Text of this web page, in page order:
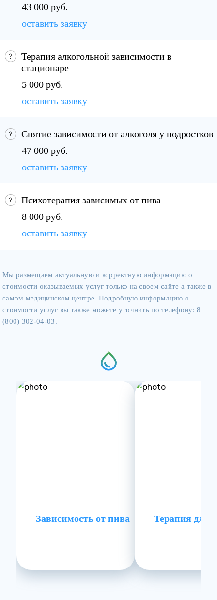
43 000 руб.
оставить заявку
Терапия алкогольной зависимости в
стационаре
5 000 руб.
оставить заявку
Снятие зависимости от алкоголя у подростков
47 000 руб.
оставить заявку
Психотерапия зависимых от пива
8 000 руб.
оставить заявку
Мы размещаем актуальную и корректную информацию о
стоимости оказываемых услуг только на своем сайте а также в
самом медицинском центре. Подробную информацию о
стоимости услуг вы также можете уточнить по телефону: 8
(800) 302-04-03.
Зависимость от пива Терапия для